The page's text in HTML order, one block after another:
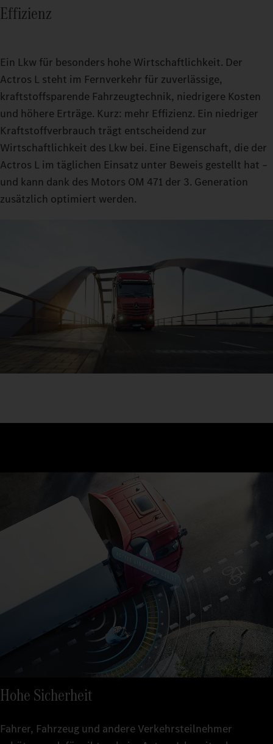
Effizienz
Ein Lkw für besonders hohe Wirtschaftlichkeit. Der
Actros L steht im Fernverkehr für zuverlässige,
kraftstoffsparende Fahrzeugtechnik, niedrigere Kosten
und höhere Erträge. Kurz: mehr Effizienz. Ein niedriger
Kraftstoffverbrauch trägt entscheidend zur
Wirtschaftlichkeit des Lkw bei. Eine Eigenschaft, die der
Actros L im täglichen Einsatz unter Beweis gestellt hat –
und kann dank des Motors OM 471 der 3. Generation
zusätzlich optimiert werden.
Hohe Sicherheit
Fahrer, Fahrzeug und andere Verkehrsteilnehmer